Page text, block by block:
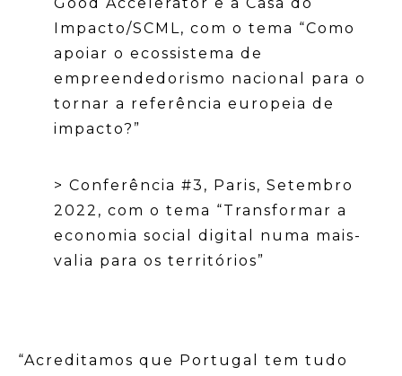
Impacto/SCML, com o tema “Como
apoiar o ecossistema de
empreendedorismo nacional para o
tornar a referência europeia de
impacto?”
> Conferência #3, Paris, Setembro
2022, com o tema “Transformar a
economia social digital numa mais-
valia para os territórios”
“Acreditamos que Portugal tem tudo